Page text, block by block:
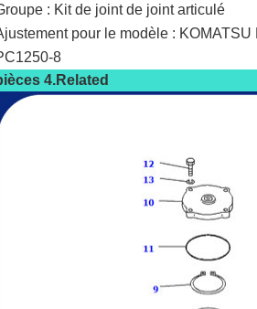
: Kit de joint de joint articulé
pour le modèle :
8
4.Related